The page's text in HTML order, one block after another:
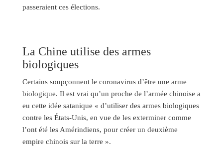
passeraient ces élections.
La Chine utilise des armes
biologiques
Certains soupçonnent le coronavirus d’être une arme
biologique. Il est vrai qu’un proche de l’armée chinoise a
eu cette idée satanique « d’utiliser des armes biologiques
contre les États-Unis, en vue de les exterminer comme
l’ont été les Amérindiens, pour créer un deuxième
empire chinois sur la terre ».